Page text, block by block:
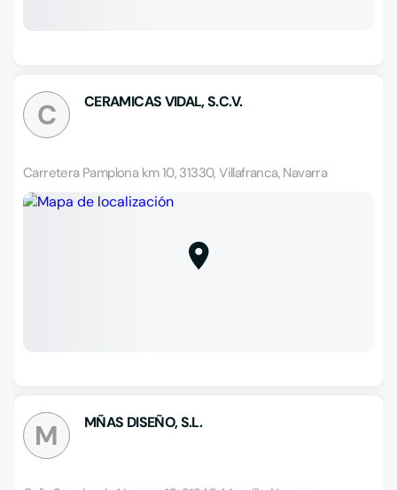
C CERAMICAS VIDAL, S.C.V.
Carretera Pamplona km 10, 31330, Villafranca, Navarra
M MÑAS DISEÑO, S.L.